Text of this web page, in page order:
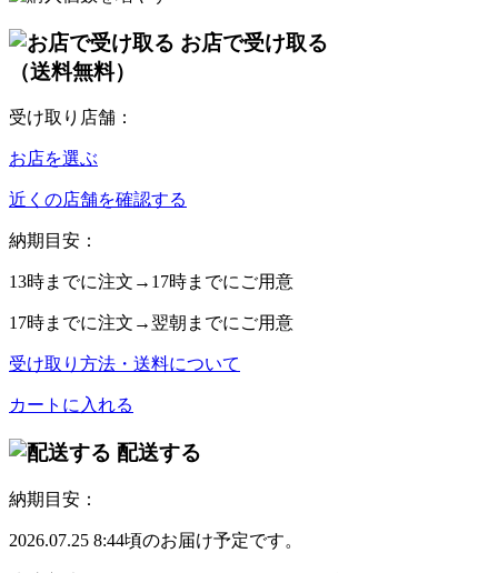
お店で受け取る
（送料無料）
受け取り店舗：
お店を選ぶ
近くの店舗を確認する
納期目安：
13時までに注文→ 17時までにご用意
17時までに注文→ 翌朝 までにご用意
受け取り方法・送料について
カートに入れる
配送する
納期目安：
2026.07.25 8:44頃のお届け予定です。